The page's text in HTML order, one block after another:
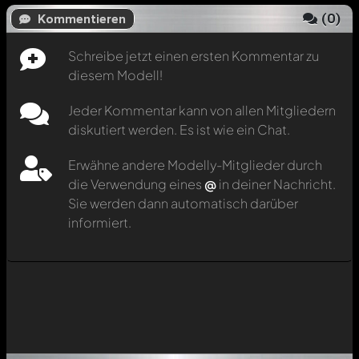
Kommentieren (0)
Schreibe jetzt einen ersten Kommentar zu
diesem Modell!
Jeder Kommentar kann von allen Mitgliedern
diskutiert werden. Es ist wie ein Chat.
Erwähne andere Modelly-Mitglieder durch
die Verwendung eines @in deiner Nachricht.
Sie werden dann automatisch darüber
informiert.